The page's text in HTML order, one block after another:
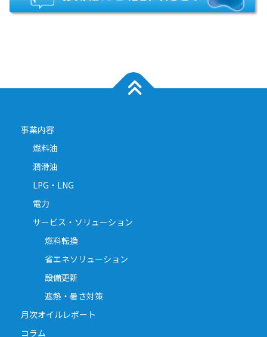
事業内容
燃料油
潤滑油
LPG・LNG
電力
サービス・ソリューション
燃料転換
省エネソリューション
設備更新
遮熱・暑さ対策
月次オイルレポート
コラム